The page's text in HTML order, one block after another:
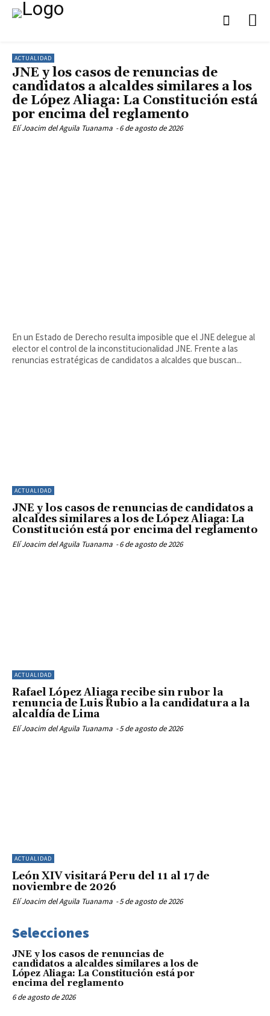
ACTUALIDAD
JNE y los casos de renuncias de
candidatos a alcaldes similares a los
de López Aliaga: La Constitución está
por encima del reglamento
Elí Joacim del Aguila Tuanama -6 de agosto de 2026
En un Estado de Derecho resulta imposible que el JNE delegue al
elector el control de la inconstitucionalidad JNE. Frente a las
renuncias estratégicas de candidatos a alcaldes que buscan...
ACTUALIDAD
JNE y los casos de renuncias de candidatos a
alcaldes similares a los de López Aliaga: La
Constitución está por encima del reglamento
Elí Joacim del Aguila Tuanama -6 de agosto de 2026
ACTUALIDAD
Rafael López Aliaga recibe sin rubor la
renuncia de Luis Rubio a la candidatura a la
alcaldía de Lima
Elí Joacim del Aguila Tuanama -5 de agosto de 2026
ACTUALIDAD
León XIV visitará Peru del 11 al 17 de
noviembre de 2026
Elí Joacim del Aguila Tuanama -5 de agosto de 2026
Selecciones
JNE y los casos de renuncias de
candidatos a alcaldes similares a los de
López Aliaga: La Constitución está por
encima del reglamento
6 de agosto de 2026